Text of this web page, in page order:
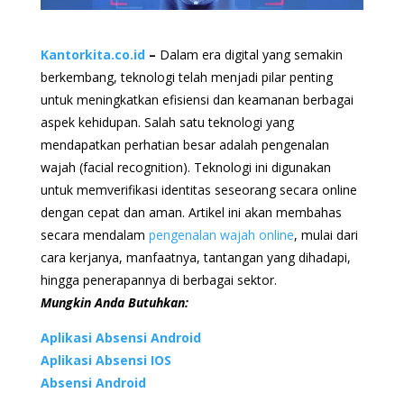
Kantorkita.co.id – Dalam era digital yang semakin
berkembang, teknologi telah menjadi pilar penting
untuk meningkatkan efisiensi dan keamanan berbagai
aspek kehidupan. Salah satu teknologi yang
mendapatkan perhatian besar adalah pengenalan
wajah (facial recognition). Teknologi ini digunakan
untuk memverifikasi identitas seseorang secara online
dengan cepat dan aman. Artikel ini akan membahas
secara mendalam pengenalan wajah online, mulai dari
cara kerjanya, manfaatnya, tantangan yang dihadapi,
hingga penerapannya di berbagai sektor.
Mungkin Anda Butuhkan:
Aplikasi Absensi Android
Aplikasi Absensi IOS
Absensi Android